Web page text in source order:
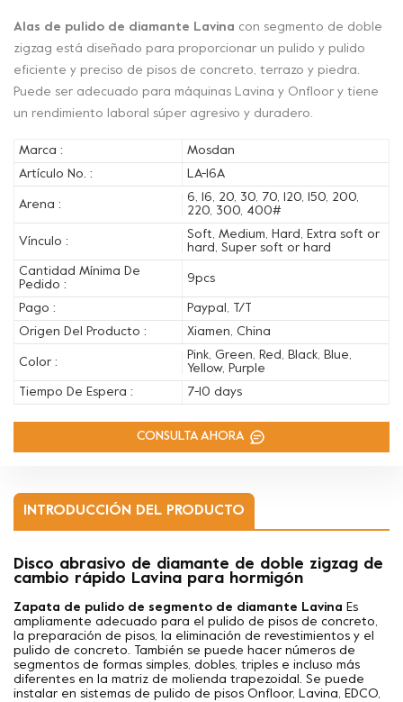
Alas de pulido de diamante Lavina con segmento de doble
zigzag está diseñado para proporcionar un pulido y pulido
eficiente y preciso de pisos de concreto, terrazo y piedra.
Puede ser adecuado para máquinas Lavina y Onfloor y tiene
un rendimiento laboral súper agresivo y duradero.
Marca :
Mosdan
Artículo No. :
LA-16A
Arena :
6, 16, 20, 30, 70, 120, 150, 200,
220, 300, 400#
Vínculo :
Soft, Medium, Hard, Extra soft or
hard, Super soft or hard
Cantidad Mínima De
Pedido :
9pcs
Pago :
Paypal, T/T
Origen Del Producto :
Xiamen, China
Color :
Pink, Green, Red, Black, Blue,
Yellow, Purple
Tiempo De Espera :
7-10 days
CONSULTA AHORA
INTRODUCCIÓN DEL PRODUCTO
Disco abrasivo de diamante de doble zigzag de
cambio rápido Lavina para hormigón
Zapata de pulido de segmento de diamante Lavina Es
ampliamente adecuado para el pulido de pisos de concreto,
la preparación de pisos, la eliminación de revestimientos y el
pulido de concreto. También se puede hacer números de
segmentos de formas simples, dobles, triples e incluso más
diferentes en la matriz de molienda trapezoidal. Se puede
instalar en sistemas de pulido de pisos Onfloor, Lavina, EDCO,